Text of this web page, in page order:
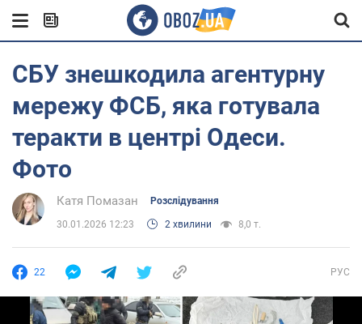
СБУ знешкодила агентурну
мережу ФСБ, яка готувала
теракти в центрі Одеси.
Фото
Катя Помазан Розслідування
30.01.2026 12:23 2 хвилини 8,0 т.
22 РУС